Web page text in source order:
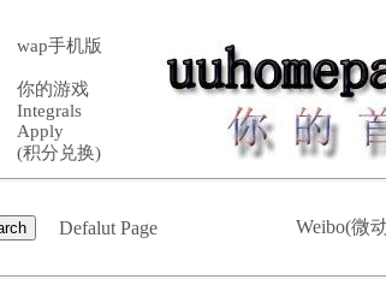
wap手机版
你的游戏
Integrals
Apply
(积分兑换)
Defalut Page Weibo(微